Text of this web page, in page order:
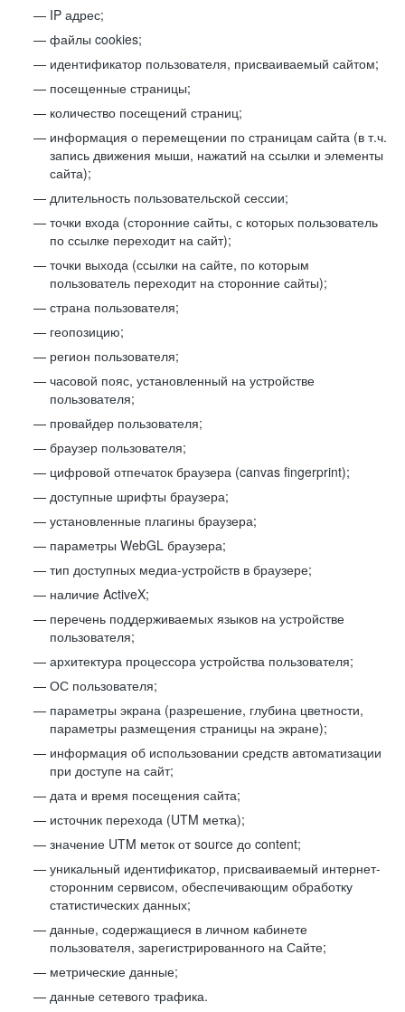
IP адрес;
файлы cookies;
идентификатор пользователя, присваиваемый сайтом;
посещенные страницы;
количество посещений страниц;
информация о перемещении по страницам сайта (в т.ч.
запись движения мыши, нажатий на ссылки и элементы
сайта);
длительность пользовательской сессии;
точки входа (сторонние сайты, с которых пользователь
по ссылке переходит на сайт);
точки выхода (ссылки на сайте, по которым
пользователь переходит на сторонние сайты);
страна пользователя;
геопозицию;
регион пользователя;
часовой пояс, установленный на устройстве
пользователя;
провайдер пользователя;
браузер пользователя;
цифровой отпечаток браузера (canvas fingerprint);
доступные шрифты браузера;
установленные плагины браузера;
параметры WebGL браузера;
тип доступных медиа-устройств в браузере;
наличие ActiveX;
перечень поддерживаемых языков на устройстве
пользователя;
архитектура процессора устройства пользователя;
ОС пользователя;
параметры экрана (разрешение, глубина цветности,
параметры размещения страницы на экране);
информация об использовании средств автоматизации
при доступе на сайт;
дата и время посещения сайта;
источник перехода (UTM метка);
значение UTM меток от source до content;
уникальный идентификатор, присваиваемый интернет-
сторонним сервисом, обеспечивающим обработку
статистических данных;
данные, содержащиеся в личном кабинете
пользователя, зарегистрированного на Сайте;
метрические данные;
данные сетевого трафика.